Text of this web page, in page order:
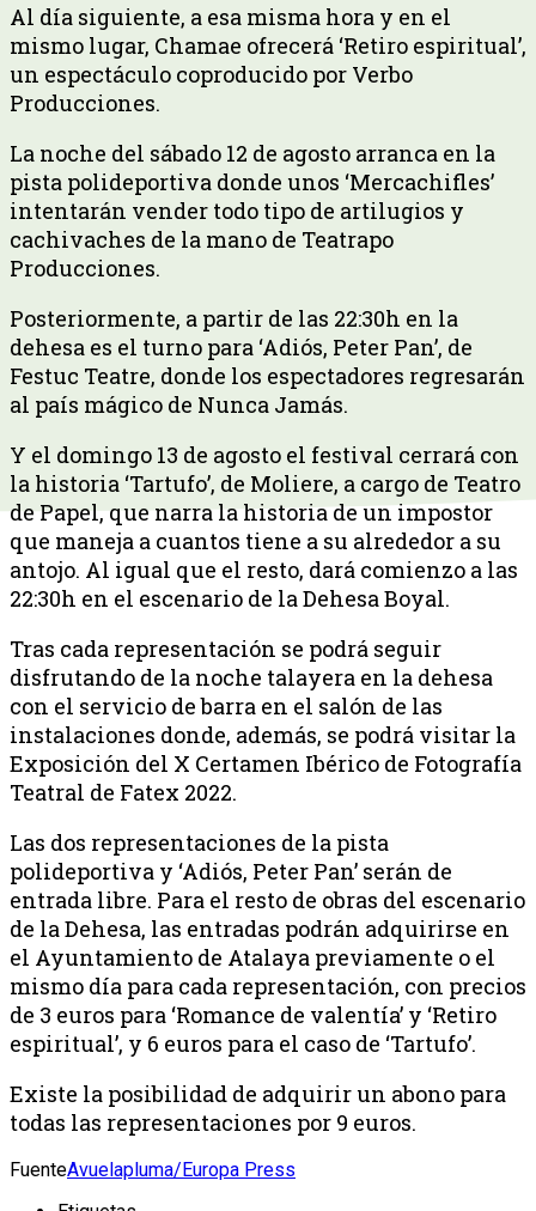
Al día siguiente, a esa misma hora y en el
mismo lugar, Chamae ofrecerá ‘Retiro espiritual’,
un espectáculo coproducido por Verbo
Producciones.
La noche del sábado 12 de agosto arranca en la
pista polideportiva donde unos ‘Mercachifles’
intentarán vender todo tipo de artilugios y
cachivaches de la mano de Teatrapo
Producciones.
Posteriormente, a partir de las 22:30h en la
dehesa es el turno para ‘Adiós, Peter Pan’, de
Festuc Teatre, donde los espectadores regresarán
al país mágico de Nunca Jamás.
Y el domingo 13 de agosto el festival cerrará con
la historia ‘Tartufo’, de Moliere, a cargo de Teatro
de Papel, que narra la historia de un impostor
que maneja a cuantos tiene a su alrededor a su
antojo. Al igual que el resto, dará comienzo a las
22:30h en el escenario de la Dehesa Boyal.
Tras cada representación se podrá seguir
disfrutando de la noche talayera en la dehesa
con el servicio de barra en el salón de las
instalaciones donde, además, se podrá visitar la
Exposición del X Certamen Ibérico de Fotografía
Teatral de Fatex 2022.
Las dos representaciones de la pista
polideportiva y ‘Adiós, Peter Pan’ serán de
entrada libre. Para el resto de obras del escenario
de la Dehesa, las entradas podrán adquirirse en
el Ayuntamiento de Atalaya previamente o el
mismo día para cada representación, con precios
de 3 euros para ‘Romance de valentía’ y ‘Retiro
espiritual’, y 6 euros para el caso de ‘Tartufo’.
Existe la posibilidad de adquirir un abono para
todas las representaciones por 9 euros.
FuenteAvuelapluma/Europa Press